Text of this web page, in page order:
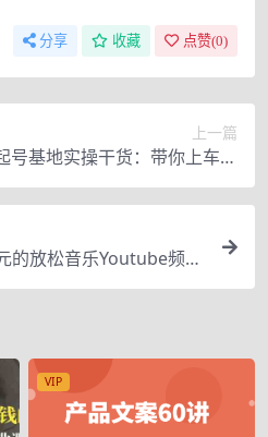
分享 收藏 点赞(0)
上一篇
号基地实操干货：带你上车实
现弯道超车
的放松音乐Youtube频道
VIP